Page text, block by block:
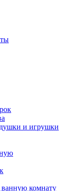
и игрушки
комнату